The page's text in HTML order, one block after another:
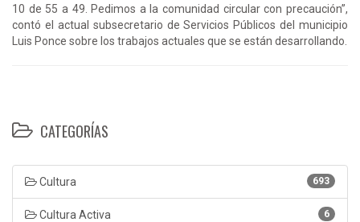
10 de 55 a 49. Pedimos a la comunidad circular con precaución”,
contó el actual subsecretario de Servicios Públicos del municipio
Luis Ponce sobre los trabajos actuales que se están desarrollando.
CATEGORÍAS
693
Cultura
6
Cultura Activa